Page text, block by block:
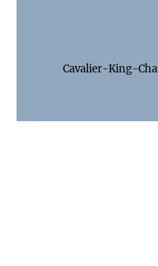
Cavalier-King-